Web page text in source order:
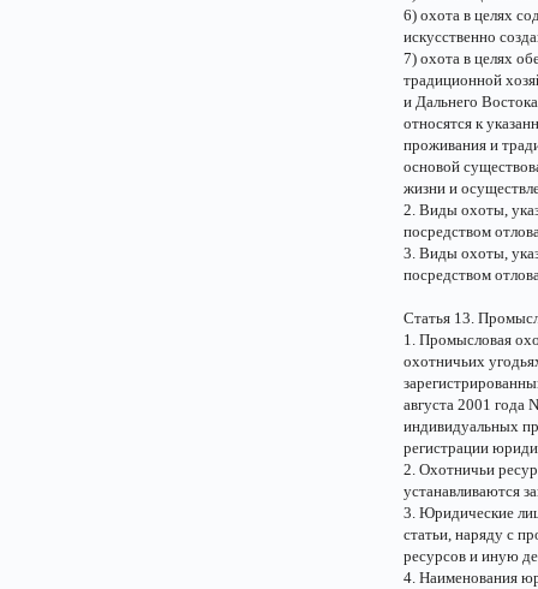
6) охота в целях
искусственно
7) охота в целях
традиционной
и Дальнего
относятся к
проживания и
основой
жизни и
2. Виды охоты,
посредством
3. Виды охоты,
посредством
Статья 13.
1. Промысловая
охотничьих
августа 2001 года
индивидуальных
регистрации
2. Охотничьи
устанавливаются
3. Юридические
статьи, наряду с
ресурсов и иную
4. Наименования